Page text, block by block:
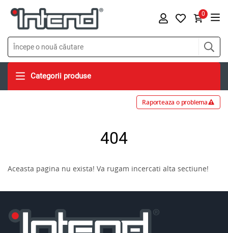
0
Categorii produse
Raporteaza o problema
404
Aceasta pagina nu exista! Va rugam incercati alta sectiune!